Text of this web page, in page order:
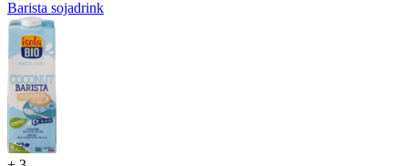
Barista sojadrink